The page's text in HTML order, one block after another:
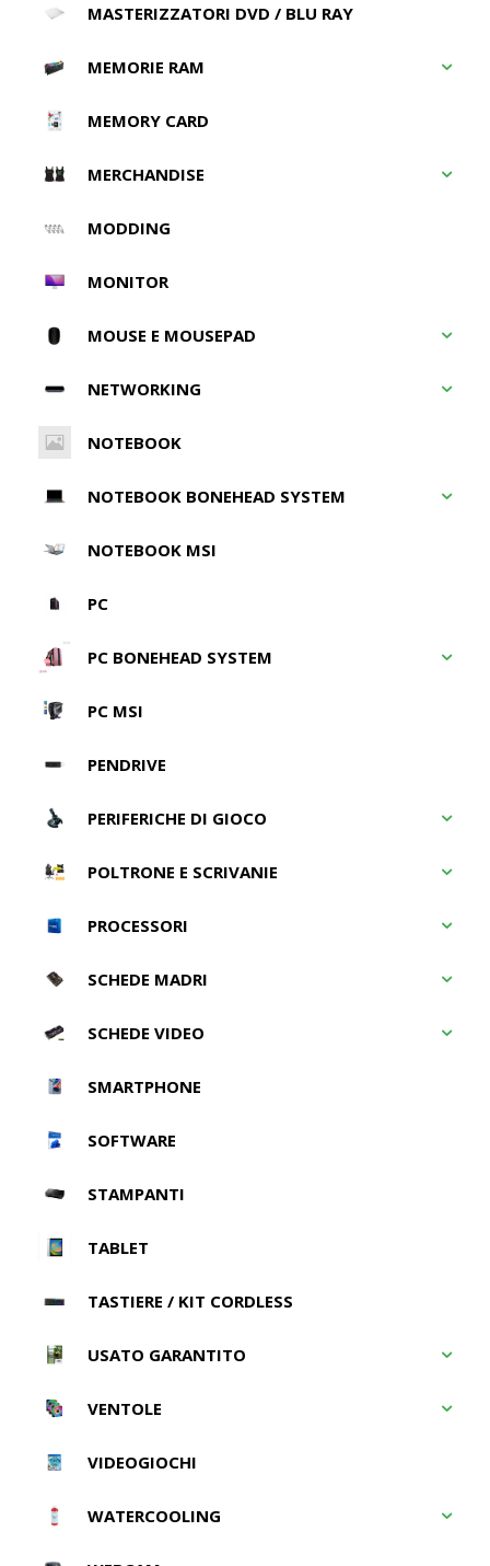
MASTERIZZATORI DVD / BLU RAY
MEMORIE RAM
MEMORY CARD
MERCHANDISE
MODDING
MONITOR
MOUSE E MOUSEPAD
NETWORKING
NOTEBOOK
NOTEBOOK BONEHEAD SYSTEM
NOTEBOOK MSI
PC
PC BONEHEAD SYSTEM
PC MSI
PENDRIVE
PERIFERICHE DI GIOCO
POLTRONE E SCRIVANIE
PROCESSORI
SCHEDE MADRI
SCHEDE VIDEO
SMARTPHONE
SOFTWARE
STAMPANTI
TABLET
TASTIERE / KIT CORDLESS
USATO GARANTITO
VENTOLE
VIDEOGIOCHI
WATERCOOLING